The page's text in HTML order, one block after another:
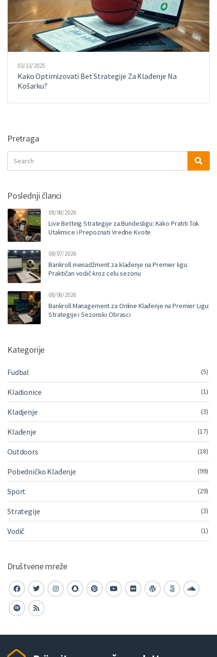
03/13/2025
Kako Optimizovati Bet Strategije Za Klađenje Na
Košarku?
Pretraga
for:
Poslednji članci
08/08/2026
Live Betting Strategije za Bundesligu: Kako Pratiti Tok
Utakmice i Prepoznati Vredne Kvote
08/07/2026
Bankroll menadžment za klađenje na Premier ligu:
Praktičan vodič kroz celu sezonu
08/06/2026
Bankroll Management za Online Klađenje na Premier Ligu:
Strategije i Sezonski Obrasci
Kategorije
Fudbal (5)
Kladionice (1)
Kladjenje (3)
Klađenje (17)
Outdoors (18)
Pobedničko Klađenje (99)
Sport (29)
Strategije (3)
Vodič (1)
Društvene mreže